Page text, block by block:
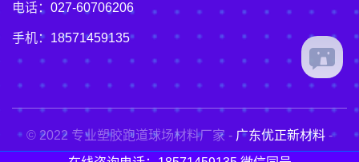
电话： 027-60706206
手机： 18571459135
© 2022 专业塑胶跑道球场材料厂家 - 广东优正新材料 -
粤ICP备2021017366号-3